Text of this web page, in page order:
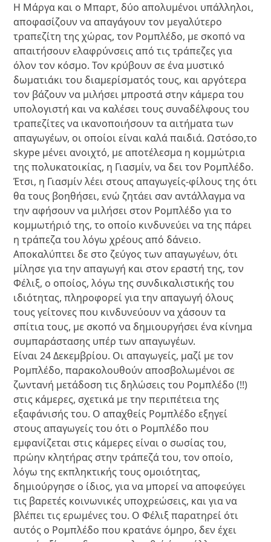
Η Μάργα και ο Μπαρτ, δύο απολυμένοι υπάλληλοι,
αποφασίζουν να απαγάγουν τον μεγαλύτερο
τραπεζίτη της χώρας, τον Ρομπλέδο, με σκοπό να
απαιτήσουν ελαφρύνσεις από τις τράπεζες για
όλον τον κόσμο. Τον κρύβουν σε ένα μυστικό
δωματιάκι του διαμερίσματός τους, και αργότερα
τον βάζουν να μιλήσει μπροστά στην κάμερα του
υπολογιστή και να καλέσει τους συναδέλφους του
τραπεζίτες να ικανοποιήσουν τα αιτήματα των
απαγωγέων, οι οποίοι είναι καλά παιδιά. Ωστόσο,το
skype μένει ανοιχτό, με αποτέλεσμα η κομμώτρια
της πολυκατοικίας, η Γιασμίν, να δει τον Ρομπλέδο.
Έτσι, η Γιασμίν λέει στους απαγωγείς-φίλους της ότι
θα τους βοηθήσει, ενώ ζητάει σαν αντάλλαγμα να
την αφήσουν να μιλήσει στον Ρομπλέδο για το
κομμωτήριό της, το οποίο κινδυνεύει να της πάρει
η τράπεζα του λόγω χρέους από δάνειο.
Αποκαλύπτει δε στο ζεύγος των απαγωγέων, ότι
μίλησε για την απαγωγή και στον εραστή της, τον
Φέλιξ, ο οποίος, λόγω της συνδικαλιστικής του
ιδιότητας, πληροφορεί για την απαγωγή όλους
τους γείτονες που κινδυνεύουν να χάσουν τα
σπίτια τους, με σκοπό να δημιουργήσει ένα κίνημα
συμπαράστασης υπέρ των απαγωγέων.
Είναι 24 Δεκεμβρίου. Οι απαγωγείς, μαζί με τον
Ρομπλέδο, παρακολουθούν αποσβολωμένοι σε
ζωντανή μετάδοση τις δηλώσεις του Ρομπλέδο (!!)
στις κάμερες, σχετικά με την περιπέτεια της
εξαφάνισής του. Ο απαχθείς Ρομπλέδο εξηγεί
στους απαγωγείς του ότι ο Ρομπλέδο που
εμφανίζεται στις κάμερες είναι ο σωσίας του,
πρώην κλητήρας στην τράπεζά του, τον οποίο,
λόγω της εκπληκτικής τους ομοιότητας,
δημιούργησε ο ίδιος, για να μπορεί να αποφεύγει
τις βαρετές κοινωνικές υποχρεώσεις, και για να
βλέπει τις ερωμένες του. Ο Φέλιξ παρατηρεί ότι
αυτός ο Ρομπλέδο που κρατάνε όμηρο, δεν έχει